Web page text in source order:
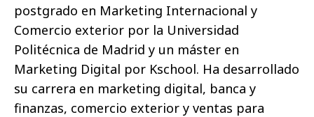
postgrado en Marketing Internacional y
Comercio exterior por la Universidad
Politécnica de Madrid y un máster en
Marketing Digital por Kschool. Ha desarrollado
su carrera en marketing digital, banca y
finanzas, comercio exterior y ventas para